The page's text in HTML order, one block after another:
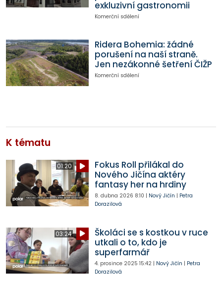
exkluzivní gastronomii
Komerční sdělení
Ridera Bohemia: žádné
porušení na naší straně.
Jen nezákonné šetření ČIŽP
Komerční sdělení
K tématu
01:20
Fokus Roll přilákal do
Nového Jičína aktéry
fantasy her na hrdiny
8. dubna 2026 8:10 | Nový Jičín | Petra
Dorazilová
03:24
Školáci se s kostkou v ruce
utkali o to, kdo je
superfarmář
4. prosince 2025 15:42| Nový Jičín | Petra
Dorazilová